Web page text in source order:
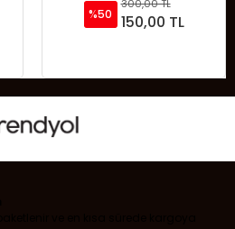
%50
300,00 TL
150,00 TL